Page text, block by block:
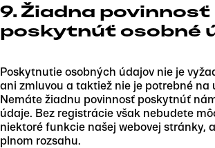
9. Žiadna povinnosť
poskytnúť osobné
Poskytnutie osobných údajov nie je
ani zmluvou a taktiež nie je potrebné na
Nemáte žiadnu povinnosť poskytnúť
údaje. Bez registrácie však nebudete
niektoré funkcie našej webovej stránky,
plnom rozsahu.